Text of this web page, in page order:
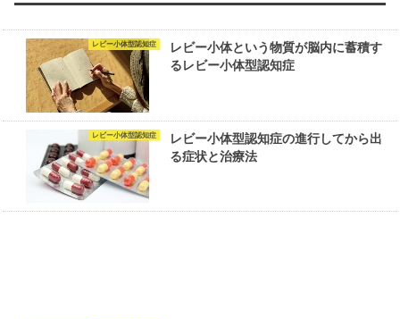
レビー小体型認知症
レビー小体という物質が脳内に蓄積す
るレビー小体型認知症
レビー小体型認知症
レビー小体型認知症の進行してから出
る症状と治療法